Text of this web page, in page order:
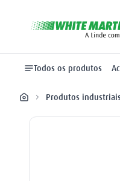
Todos os produtos
Produtos